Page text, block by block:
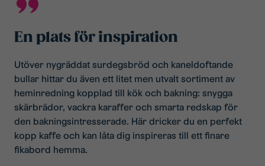
En plats för inspiration
Utöver nygräddat surdegsbröd och kaneldoftande
bullar hittar du även ett litet men utvalt sortiment av
heminredning kopplad till kök och bakning: snygga
skärbrädor, vackra karaffer och smarta redskap för
den bakningsintresserade. Här dricker du en perfekt
kopp kaffe och kan låta dig inspireras till ett finare
fikabord hemma.